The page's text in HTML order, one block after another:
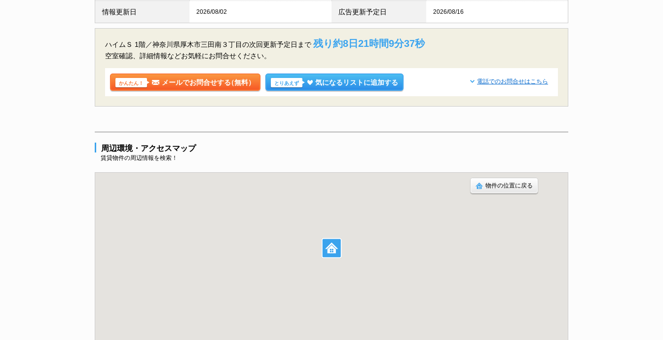
情報更新日 2026/08/02 広告更新予定日 2026/08/16
ハイムＳ 1階／神奈川県厚木市三田南３丁目の次回更新予定日まで 残り約8日21時間9分36秒
空室確認、詳細情報などお気軽にお問合せください。
かんたん！ メールでお問合せする（無料） とりあえず 気になるリストに追加する 電話でのお問合せはこちら
周辺環境・アクセスマップ
賃貸物件の周辺情報を検索！
物件の位置に戻る